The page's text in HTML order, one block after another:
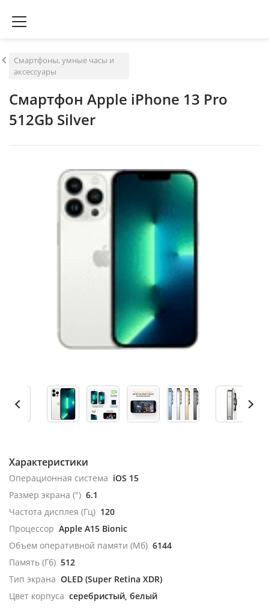
Смартфоны, умные часы и
аксессуары
Смартфон Apple iPhone 13 Pro
512Gb Silver
Характеристики
Операционная система iOS 15
Размер экрана (") 6.1
Частота дисплея (Гц) 120
Процессор Apple A15 Bionic
Объем оперативной памяти (Мб) 6144
Память (Гб) 512
Тип экрана OLED (Super Retina XDR)
Цвет корпуса серебристый, белый